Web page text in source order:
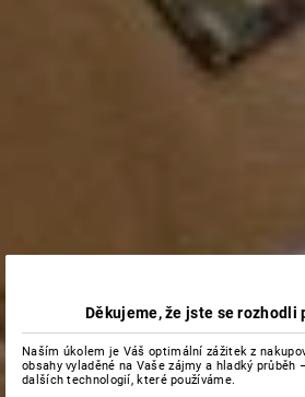
Děkujeme, že jste se rozhodli
Naším úkolem je Váš optimální zážitek z
obsahy vyladěné na Vaše zájmy a hladký
dalších technologií, které používáme.